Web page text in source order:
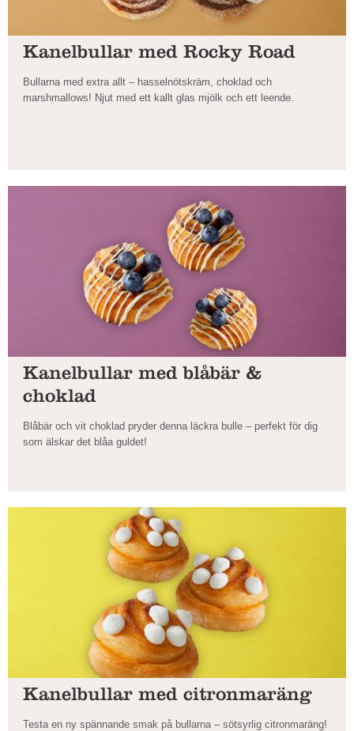
Kanelbullar med Rocky Road
Bullarna med extra allt – hasselnötskräm, choklad och
marshmallows! Njut med ett kallt glas mjölk och ett leende.
Kanelbullar med blåbär &
choklad
Blåbär och vit choklad pryder denna läckra bulle – perfekt för dig
som älskar det blåa guldet!
Kanelbullar med citronmaräng
Testa en ny spännande smak på bullarna – sötsyrlig citronmaräng!